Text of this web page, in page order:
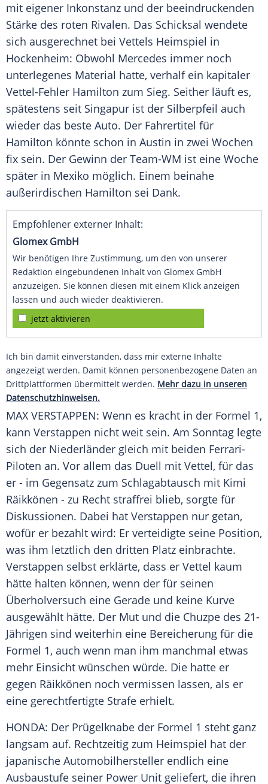
mit eigener Inkonstanz und der beeindruckenden
Stärke des roten Rivalen. Das Schicksal wendete
sich ausgerechnet bei Vettels Heimspiel in
Hockenheim: Obwohl Mercedes immer noch
unterlegenes Material hatte, verhalf ein kapitaler
Vettel-Fehler Hamilton zum Sieg. Seither läuft es,
spätestens seit Singapur ist der Silberpfeil auch
wieder das beste Auto. Der Fahrertitel für
Hamilton könnte schon in Austin in zwei Wochen
fix sein. Der Gewinn der Team-WM ist eine Woche
später in Mexiko möglich. Einem beinahe
außerirdischen Hamilton sei Dank.
Empfohlener externer Inhalt:
Glomex GmbH
Wir benötigen Ihre Zustimmung, um den von unserer
Redaktion eingebundenen Inhalt von Glomex GmbH
anzuzeigen. Sie können diesen mit einem Klick anzeigen
lassen und auch wieder deaktivieren.
jetzt aktivieren
Ich bin damit einverstanden, dass mir externe Inhalte
angezeigt werden. Damit können personenbezogene Daten an
Drittplattformen übermittelt werden. Mehr dazu in unseren
Datenschutzhinweisen.
MAX VERSTAPPEN: Wenn es kracht in der Formel 1,
kann Verstappen nicht weit sein. Am Sonntag legte
sich der Niederländer gleich mit beiden Ferrari-
Piloten an. Vor allem das Duell mit Vettel, für das
er - im Gegensatz zum Schlagabtausch mit Kimi
Räikkönen - zu Recht straffrei blieb, sorgte für
Diskussionen. Dabei hat Verstappen nur getan,
wofür er bezahlt wird: Er verteidigte seine Position,
was ihm letztlich den dritten Platz einbrachte.
Verstappen selbst erklärte, dass er Vettel kaum
hätte halten können, wenn der für seinen
Überholversuch eine Gerade und keine Kurve
ausgewählt hätte. Der Mut und die Chuzpe des 21-
Jährigen sind weiterhin eine Bereicherung für die
Formel 1, auch wenn man ihm manchmal etwas
mehr Einsicht wünschen würde. Die hatte er
gegen Räikkönen noch vermissen lassen, als er
eine gerechtfertigte Strafe erhielt.
HONDA: Der Prügelknabe der Formel 1 steht ganz
langsam auf. Rechtzeitig zum Heimspiel hat der
japanische Automobilhersteller endlich eine
Ausbaustufe seiner Power Unit geliefert, die ihren